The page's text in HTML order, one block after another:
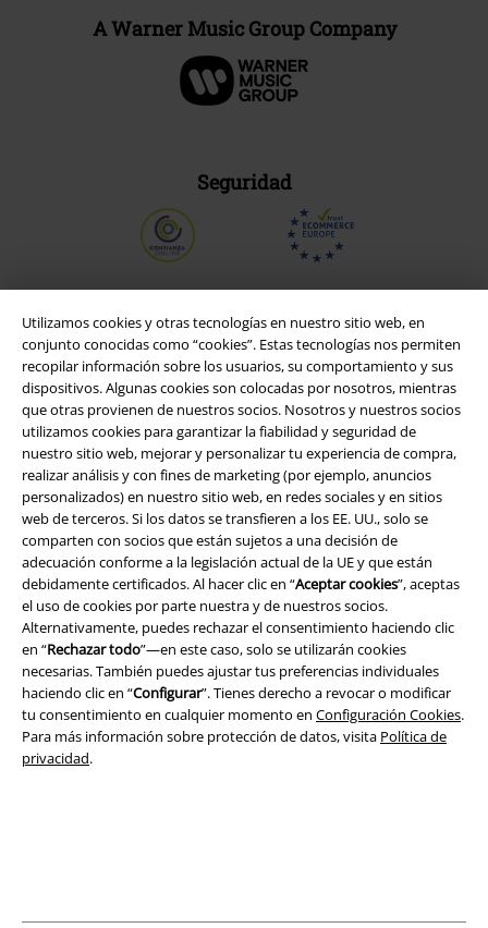
Utilizamos cookies y otras tecnologías en nuestro sitio web, en
conjunto conocidas como “cookies”. Estas tecnologías nos permiten
recopilar información sobre los usuarios, su comportamiento y sus
dispositivos. Algunas cookies son colocadas por nosotros, mientras
que otras provienen de nuestros socios. Nosotros y nuestros socios
utilizamos cookies para garantizar la fiabilidad y seguridad de
nuestro sitio web, mejorar y personalizar tu experiencia de compra,
realizar análisis y con fines de marketing (por ejemplo, anuncios
personalizados) en nuestro sitio web, en redes sociales y en sitios
web de terceros. Si los datos se transfieren a los EE. UU., solo se
comparten con socios que están sujetos a una decisión de
adecuación conforme a la legislación actual de la UE y que están
debidamente certificados. Al hacer clic en “Aceptar cookies”, aceptas
el uso de cookies por parte nuestra y de nuestros socios.
Alternativamente, puedes rechazar el consentimiento haciendo clic
en “Rechazar todo”—en este caso, solo se utilizarán cookies
necesarias. También puedes ajustar tus preferencias individuales
haciendo clic en “Configurar”. Tienes derecho a revocar o modificar
tu consentimiento en cualquier momento en Configuración Cookies.
Para más información sobre protección de datos, visita Política de
privacidad.
A Warner Music Group Company
Seguridad
Legal
Términos y Condiciones
Aviso Legal
Ley protección de datos
Eliminación de residuos y protección del medioambiente
Declaración de Conformidad